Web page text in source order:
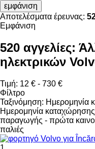
εμφάνιση
Αποτελέσματα έρευνας:
Εμφάνιση
520 αγγελίες:
ηλεκτρικών
Τιμή: 12 € - 730 €
Φίλτρο
Ταξινόμηση: Ημερομηνία
Ημερομηνία καταχώρησης
παραγωγής - πρώτα
παλιές